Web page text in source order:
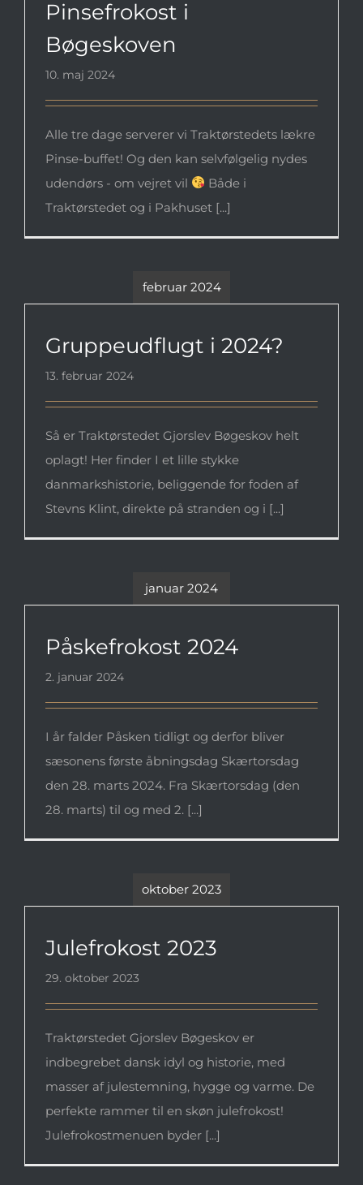
Pinsefrokost i
Bøgeskoven
10. maj 2024
Alle tre dage serverer vi Traktørstedets lækre
Pinse-buffet! Og den kan selvfølgelig nydes
udendørs - om vejret vil
Både i
Traktørstedet og i Pakhuset [...]
februar 2024
Gruppeudflugt i 2024?
Gruppeudflugt i 2024?
13. februar 2024
Så er Traktørstedet Gjorslev Bøgeskov helt
oplagt! Her finder I et lille stykke
danmarkshistorie, beliggende for foden af
Stevns Klint, direkte på stranden og i [...]
januar 2024
Påskefrokost 2024
Påskefrokost 2024
2. januar 2024
I år falder Påsken tidligt og derfor bliver
sæsonens første åbningsdag Skærtorsdag
den 28. marts 2024. Fra Skærtorsdag (den
28. marts) til og med 2. [...]
oktober 2023
Julefrokost 2023
Julefrokost 2023
29. oktober 2023
Traktørstedet Gjorslev Bøgeskov er
indbegrebet dansk idyl og historie, med
masser af julestemning, hygge og varme. De
perfekte rammer til en skøn julefrokost!
Julefrokostmenuen byder [...]